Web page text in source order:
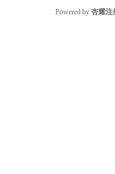
Powered by 杏耀注